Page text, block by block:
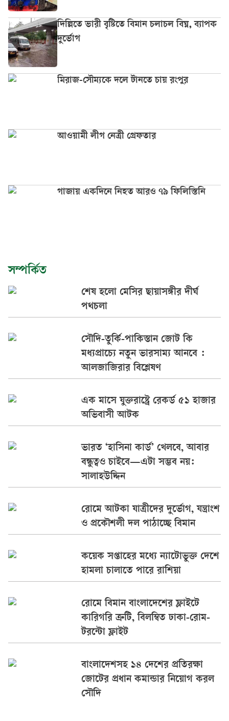
দিল্লিতে ভারী বৃষ্টিতে বিমান চলাচল বিঘ্ন, ব্যাপক
দুর্ভোগ
মিরাজ-সৌম্যকে দলে টানতে চায় রংপুর
আওয়ামী লীগ নেত্রী গ্রেফতার
গাজায় একদিনে নিহত আরও ৭৯ ফিলিস্তিনি
সম্পর্কিত
শেষ হলো মেসির ছায়াসঙ্গীর দীর্ঘ
পথচলা
সৌদি-তুর্কি-পাকিস্তান জোট কি
মধ্যপ্রাচ্যে নতুন ভারসাম্য আনবে :
আলজাজিরার বিশ্লেষণ
এক মাসে যুক্তরাষ্ট্রে রেকর্ড ৫১ হাজার
অভিবাসী আটক
ভারত ‘হাসিনা কার্ড’ খেলবে, আবার
বন্ধুত্বও চাইবে—এটা সম্ভব নয়:
সালাহউদ্দিন
রোমে আটকা যাত্রীদের দুর্ভোগ, যন্ত্রাংশ
ও প্রকৌশলী দল পাঠাচ্ছে বিমান
কয়েক সপ্তাহের মধ্যে ন্যাটোভুক্ত দেশে
হামলা চালাতে পারে রাশিয়া
রোমে বিমান বাংলাদেশের ফ্লাইটে
কারিগরি ত্রুটি, বিলম্বিত ঢাকা-রোম-
টরন্টো ফ্লাইট
বাংলাদেশসহ ১৪ দেশের প্রতিরক্ষা
জোটের প্রধান কমান্ডার নিয়োগ করল
সৌদি